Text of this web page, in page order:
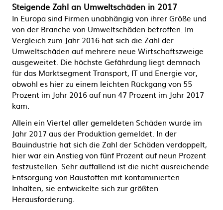
Steigende Zahl an Umweltschäden in 2017
In Europa sind Firmen unabhängig von ihrer Größe und
von der Branche von Umweltschäden betroffen. Im
Vergleich zum Jahr 2016 hat sich die Zahl der
Umweltschäden auf mehrere neue Wirtschaftszweige
ausgeweitet. Die höchste Gefährdung liegt demnach
für das Marktsegment Transport, IT und Energie vor,
obwohl es hier zu einem leichten Rückgang von 55
Prozent im Jahr 2016 auf nun 47 Prozent im Jahr 2017
kam.
Allein ein Viertel aller gemeldeten Schäden wurde im
Jahr 2017 aus der Produktion gemeldet. In der
Bauindustrie hat sich die Zahl der Schäden verdoppelt,
hier war ein Anstieg von fünf Prozent auf neun Prozent
festzustellen. Sehr auffallend ist die nicht ausreichende
Entsorgung von Baustoffen mit kontaminierten
Inhalten, sie entwickelte sich zur größten
Herausforderung.